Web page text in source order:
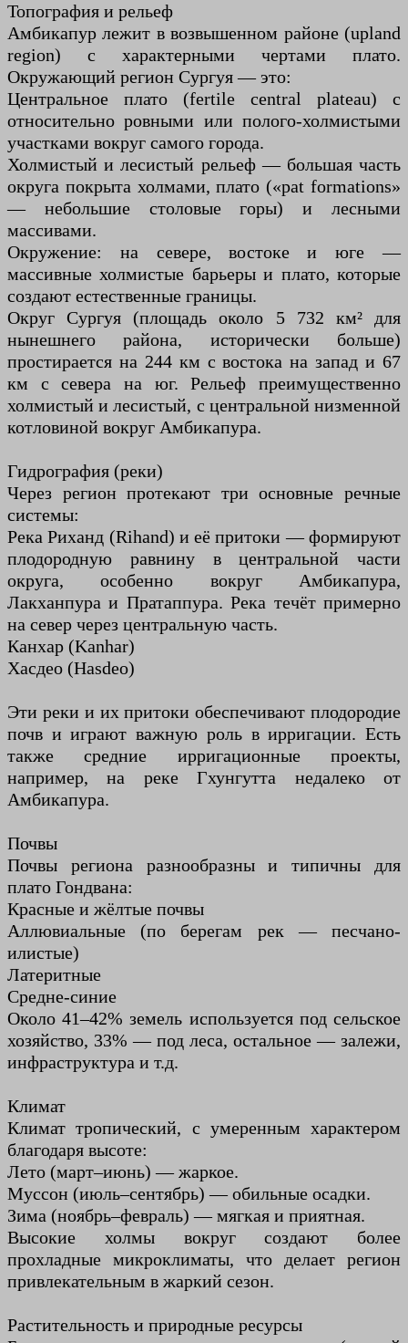
Топография и рельеф
Амбикапур лежит в возвышенном районе (upland
region) с характерными чертами плато.
Окружающий регион Сургуя — это:
Центральное плато (fertile central plateau) с
относительно ровными или полого-холмистыми
участками вокруг самого города.
Холмистый и лесистый рельеф — большая часть
округа покрыта холмами, плато («pat formations»
— небольшие столовые горы) и лесными
массивами.
Окружение: на севере, востоке и юге —
массивные холмистые барьеры и плато, которые
создают естественные границы.
Округ Сургуя (площадь около 5 732 км² для
нынешнего района, исторически больше)
простирается на 244 км с востока на запад и 67
км с севера на юг. Рельеф преимущественно
холмистый и лесистый, с центральной низменной
котловиной вокруг Амбикапура.
Гидрография (реки)
Через регион протекают три основные речные
системы:
Река Риханд (Rihand) и её притоки — формируют
плодородную равнину в центральной части
округа, особенно вокруг Амбикапура,
Лакханпура и Пратаппура. Река течёт примерно
на север через центральную часть.
Канхар (Kanhar)
Хасдео (Hasdeo)
Эти реки и их притоки обеспечивают плодородие
почв и играют важную роль в ирригации. Есть
также средние ирригационные проекты,
например, на реке Гхунгутта недалеко от
Амбикапура.
Почвы
Почвы региона разнообразны и типичны для
плато Гондвана:
Красные и жёлтые почвы
Аллювиальные (по берегам рек — песчано-
илистые)
Латеритные
Средне-синие
Около 41–42% земель используется под сельское
хозяйство, 33% — под леса, остальное — залежи,
инфраструктура и т.д.
Климат
Климат тропический, с умеренным характером
благодаря высоте:
Лето (март–июнь) — жаркое.
Муссон (июль–сентябрь) — обильные осадки.
Зима (ноябрь–февраль) — мягкая и приятная.
Высокие холмы вокруг создают более
прохладные микроклиматы, что делает регион
привлекательным в жаркий сезон.
Растительность и природные ресурсы